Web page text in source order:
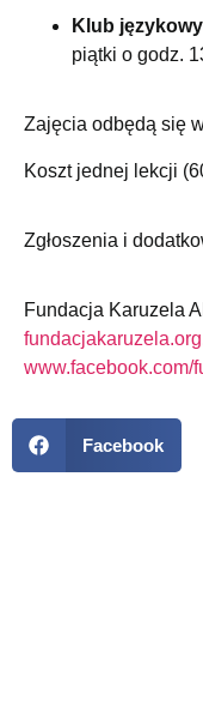
Klub
piątki o godz.
Zajęcia odbędą się
Koszt jednej lekcji
Zgłoszenia i
Fundacja Karuzela
www.facebook.com/
Facebook